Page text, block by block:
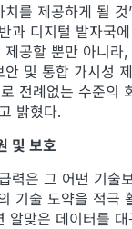
를 제공하게 될 것
과 디지털 발자국
제공할 뿐만 아니라
및 통합 가시성
전례없는 수준의
밝혔다.
및 보호
력은 그 어떤 기술
기술 도약을 적극
알맞은 데이터를